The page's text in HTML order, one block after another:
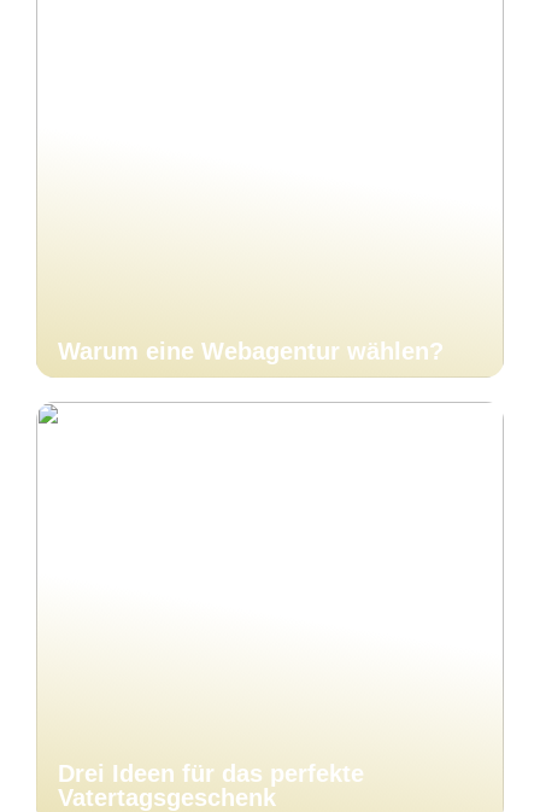
Warum eine Webagentur wählen?
Drei Ideen für das perfekte
Vatertagsgeschenk